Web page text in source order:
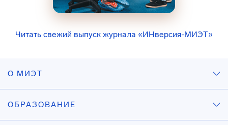
Читать свежий выпуск журнала «ИНверсия-МИЭТ»
О МИЭТ
ОБРАЗОВАНИЕ